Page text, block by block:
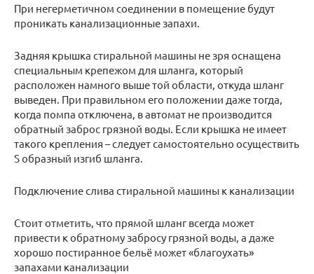
При негерметичном соединении в помещение будут
проникать канализационные запахи.
Задняя крышка стиральной машины не зря оснащена
специальным крепежом для шланга, который
расположен намного выше той области, откуда шланг
выведен. При правильном его положении даже тогда,
когда помпа отключена, в автомат не производится
обратный заброс грязной воды. Если крышка не имеет
такого крепления – следует самостоятельно осуществить
S образный изгиб шланга.
Подключение слива стиральной машины к канализации
Стоит отметить, что прямой шланг всегда может
привести к обратному забросу грязной воды, а даже
хорошо постиранное бельё может «благоухать»
запахами канализации